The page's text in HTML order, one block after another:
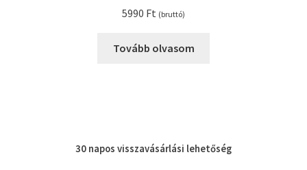
5990 Ft (bruttó)
Tovább olvasom
30 napos visszavásárlási lehetőség